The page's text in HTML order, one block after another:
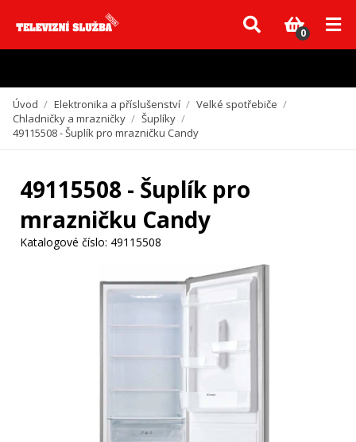
Vzhledem k aktuální situaci se může dodání dílů, které nejsou skladem,
zpozdit. Děkujeme za pochopení.
0
Úvod / Elektronika a příslušenství / Velké spotřebiče /
Chladničky a mrazničky / Šuplíky /
49115508 - Šuplík pro mrazničku Candy
49115508 - Šuplík pro
mrazničku Candy
Katalogové číslo: 49115508